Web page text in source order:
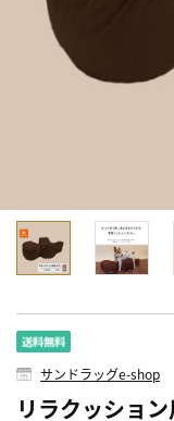
サンドラッグe-shop
リラクッショ